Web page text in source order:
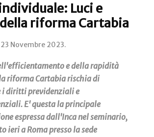
Luci e
riforma Cartabia
23 Novembre 2023.
e della rapidità
riforma Cartabia rischia di
i diritti previdenziali e
E' questa la principale
espressa dall'Inca nel seminario,
ieri a Roma presso la sede